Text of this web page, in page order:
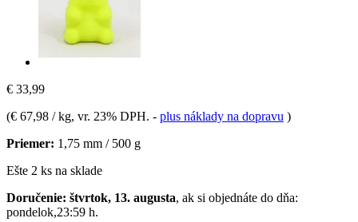
€ 33,99
(€ 67,98 / kg, vr. 23% DPH. - plus náklady na dopravu )
Priemer: 1,75 mm / 500 g
Ešte 2 ks na sklade
Doručenie: štvrtok, 13. augusta, ak si objednáte do dňa:
pondelok,23:59 h.